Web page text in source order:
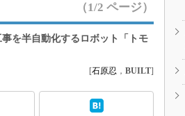
ワールド 2020
（1/2 ページ）
を半自動化するロボット「トモ
[石原忍 ， BUILT]